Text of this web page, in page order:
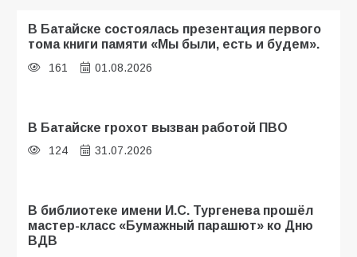
В Батайске состоялась презентация первого
тома книги памяти «Мы были, есть и будем».
161 01.08.2026
В Батайске грохот вызван работой ПВО
124 31.07.2026
В библиотеке имени И.С. Тургенева прошёл
мастер-класс «Бумажный парашют» ко Дню
ВДВ